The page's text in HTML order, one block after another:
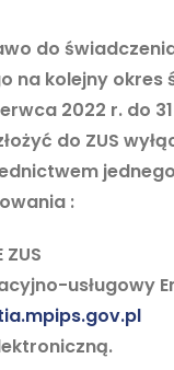
do
na kolejny okres
2022 r. do
do ZUS
:
usługowy